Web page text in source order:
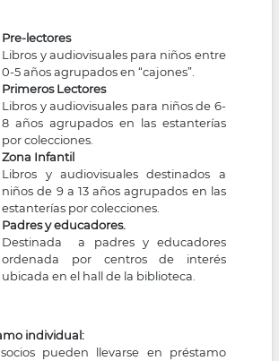
Pre-lectores
Libros y audiovisuales para niños entre
0-5 años agrupados en “cajones”.
Primeros Lectores
Libros y audiovisuales para niños de 6-
8 años agrupados en las estanterías
por colecciones.
Zona Infantil
Libros y audiovisuales destinados a
niños de 9 a 13 años agrupados en las
estanterías por colecciones.
Padres y educadores.
Destinada a padres y educadores
ordenada por centros de interés
ubicada en el hall de la biblioteca.
individual:
pueden llevarse en préstamo